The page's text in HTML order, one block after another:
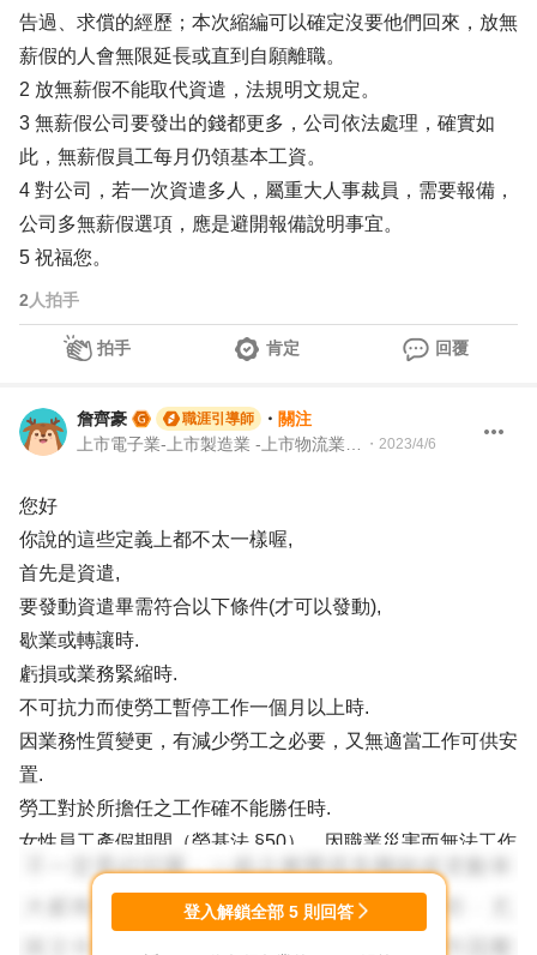
告過、求償的經歷；本次縮編可以確定沒要他們回來，放無
薪假的人會無限延長或直到自願離職。
2 放無薪假不能取代資遣，法規明文規定。
3 無薪假公司要發出的錢都更多，公司依法處理，確實如
此，無薪假員工每月仍領基本工資。
4 對公司，若一次資遣多人，屬重大人事裁員，需要報備，
公司多無薪假選項，應是避開報備說明事宜。
5 祝福您。
2 人拍手
拍手 肯定 回覆
詹齊豪 職涯引導師 ・ 關注
・ 2023/4/6
您好
你說的這些定義上都不太一樣喔,
首先是資遣,
要發動資遣畢需符合以下條件(才可以發動),
歇業或轉讓時.
虧損或業務緊縮時.
不可抗力而使勞工暫停工作一個月以上時.
因業務性質變更，有減少勞工之必要，又無適當工作可供安
置.
勞工對於所擔任之工作確不能勝任時.
女性員工產假期間（勞基法 §50）、因職業災害而無法工作
時（勞基法§59）,原則上不能資遣員工,除非雇主是因天
災、事變或其他不可抗力因素導致事業無法繼續,在陳報主
登入解鎖全部 5 則回答